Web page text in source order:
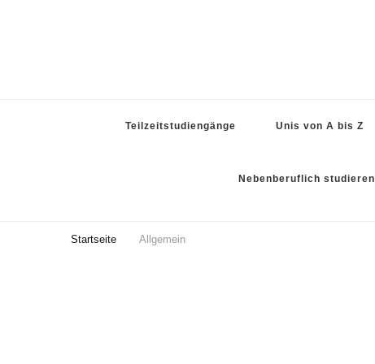
Teilzeitstudiengänge Unis von A bis Z
Nebenberuflich studieren
Startseite Allgemein